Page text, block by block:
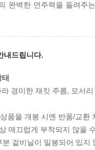
완벽한 연주력을 들려주는
내드립니다.
경미한 재킷 주름, 모서
품을 개봉 시엔 반품/교환
매끄럽게 부착되지 않을
겉비닐이 밀봉되어 있지